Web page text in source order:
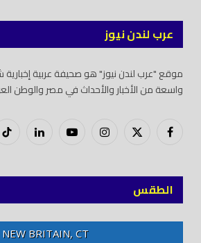
عرب لندن نيوز
موقع "عرب لندن نيوز" هو صحيفة عربية
واسعة من الأخبار والأحداث في مصر والوطن
فيسبوكX
إنستغراميوتيوب لينكدود
تيك
الطقس
NEW BRITAIN, CT